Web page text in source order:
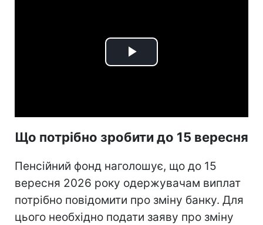
Play
Що потрібно зробити до 15 вересня
Пенсійний фонд наголошує, що до 15
вересня 2026 року одержувачам виплат
потрібно повідомити про зміну банку. Для
цього необхідно подати заяву про зміну